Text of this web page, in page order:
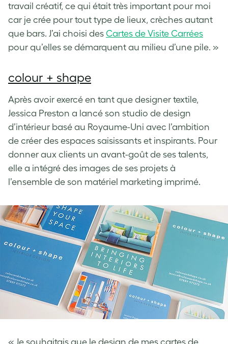
travail créatif, ce qui était très important pour moi
car je crée pour tout type de lieux, crèches autant
que bars. J’ai choisi des Cartes de Visite Carrées
pour qu’elles se démarquent au milieu d’une pile. »
colour + shape
Après avoir exercé en tant que designer textile,
Jessica Preston a lancé son studio de design
d’intérieur basé au Royaume-Uni avec l’ambition
de créer des espaces saisissants et inspirants. Pour
donner aux clients un avant-goût de ses talents,
elle a intégré des images de ses projets à
l’ensemble de son matériel marketing imprimé.
« Je souhaitais que le design de mes cartes de